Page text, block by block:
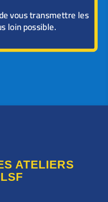
vous transmettre les
loin possible.
ATELIERS